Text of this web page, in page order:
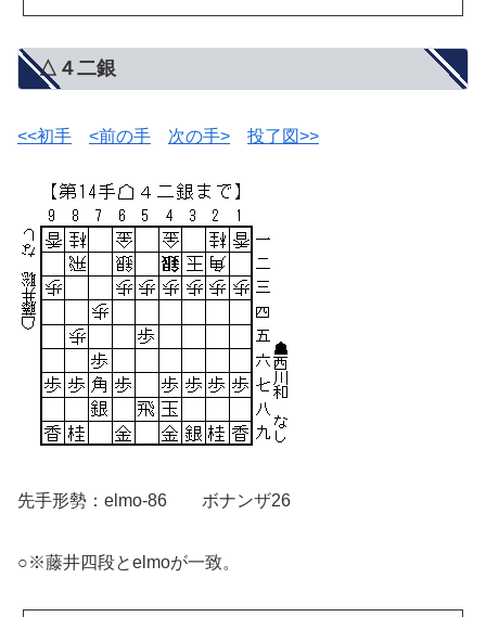
△４二銀
<<初手 <前の手 次の手> 投了図>>
先手形勢：elmo-86 ボナンザ26
○※藤井四段とelmoが一致。